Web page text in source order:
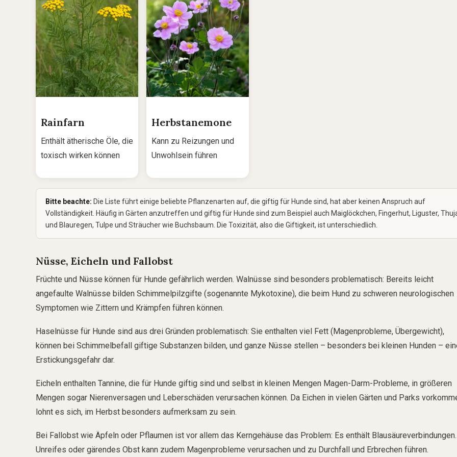
Rainfarn
Enthält ätherische Öle, die
toxisch wirken können
Herbstanemone
Kann zu Reizungen und
Unwohlsein führen
Bitte beachte: Die Liste führt einige beliebte Pflanzenarten auf, die giftig für Hunde sind, hat aber keinen Anspruch auf
Vollständigkeit. Häufig in Gärten anzutreffen und giftig für Hunde sind zum Beispiel auch Maiglöckchen, Fingerhut, Liguster,
und Blauregen, Tulpe und Sträucher wie Buchsbaum. Die Toxizität, also die Giftigkeit, ist unterschiedlich.
Nüsse, Eicheln und Fallobst
Früchte und Nüsse können für Hunde gefährlich werden. Walnüsse sind besonders problematisch: Bereits leicht
angefaulte Walnüsse bilden Schimmelpilzgifte (sogenannte Mykotoxine), die beim Hund zu schweren neurologischen
Symptomen wie Zittern und Krämpfen führen können.
Haselnüsse für Hunde sind aus drei Gründen problematisch: Sie enthalten viel Fett (Magenprobleme, Übergewicht),
können bei Schimmelbefall giftige Substanzen bilden, und ganze Nüsse stellen – besonders bei kleinen Hunden –
Erstickungsgefahr dar.
Eicheln enthalten Tannine, die für Hunde giftig sind und selbst in kleinen Mengen Magen-Darm-Probleme, in größeren
Mengen sogar Nierenversagen und Leberschäden verursachen können. Da Eichen in vielen Gärten und Parks
lohnt es sich, im Herbst besonders aufmerksam zu sein.
Bei Fallobst wie Äpfeln oder Pflaumen ist vor allem das Kerngehäuse das Problem: Es enthält Blausäureverbindungen.
Unreifes oder gärendes Obst kann zudem Magenprobleme verursachen und zu Durchfall und Erbrechen führen.